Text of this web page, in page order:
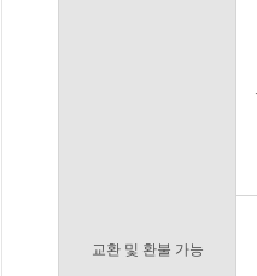
교환 및 환불 가능